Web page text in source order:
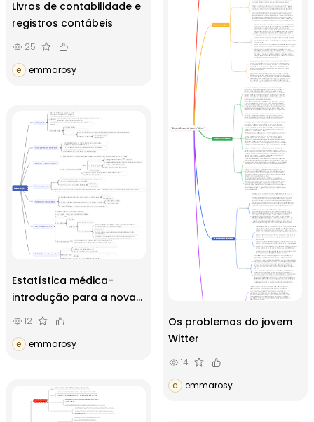
Livros de contabilidade e
registros contábeis
25
e
emmarosy
Os problemas do jovem
Witter
14
e
emmarosy
Estatística médica-
introdução para a nova
versão do livro
12
e
emmarosy